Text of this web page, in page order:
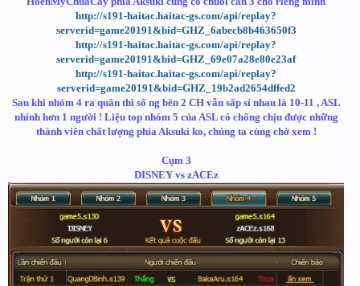
http://s191-haitac.haitac-gs.com/api/replay?
serverid=game20191&bid=GHZ_6abecb8b463650f3
http://s191-haitac.haitac-gs.com/api/replay?
serverid=game20191&bid=GHZ_69e07a28e80e23af
http://s191-haitac.haitac-gs.com/api/replay?
serverid=game20191&bid=GHZ_19b2ad2654dffed2
Sau khi nhóm 4 ra quân thì số ng bên 2 CH vẫn sấp sỉ nhau là 10-11 , ASL
nhỉnh hơn 1 người ! Liệu top nhóm 5 của ASL có chống chịu được những
thành viên chất lượng phía Aksuki ko, chúng ta cùng chờ xem !
Cụm 3
DISNEY vs zACEz